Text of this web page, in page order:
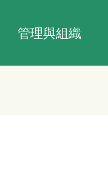
管理與組織